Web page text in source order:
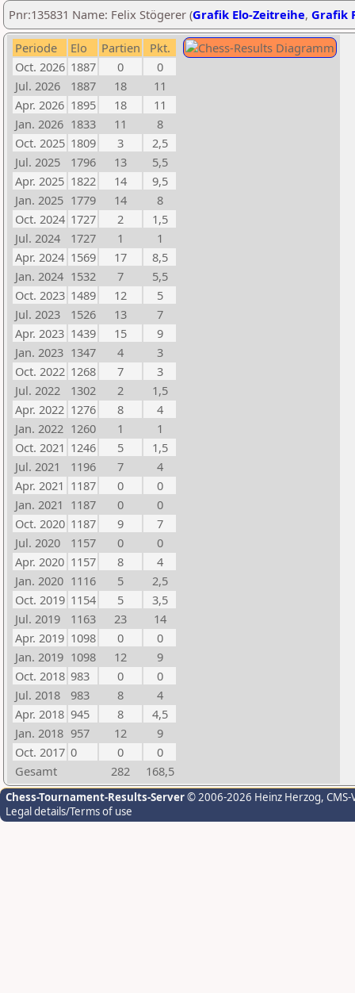
Pnr:135831 Name: Felix Stögerer (Grafik Elo-Zeitreihe, Grafik
Periode Elo Partien
Pkt.
Oct. 2026 1887 0
0
Jul. 2026
1887 18
11
Apr. 2026 1895 18
11
Jan. 2026 1833 11
8
Oct. 2025 1809 3
2,5
Jul. 2025
1796 13
5,5
Apr. 2025 1822 14
9,5
Jan. 2025 1779 14
8
Oct. 2024 1727 2
1,5
Jul. 2024
1727 1
1
Apr. 2024 1569 17
8,5
Jan. 2024 1532 7
5,5
Oct. 2023 1489 12
5
Jul. 2023
1526 13
7
Apr. 2023 1439 15
9
Jan. 2023 1347 4
3
Oct. 2022 1268 7
3
Jul. 2022
1302 2
1,5
Apr. 2022 1276 8
4
Jan. 2022 1260 1
1
Oct. 2021 1246 5
1,5
Jul. 2021
1196 7
4
Apr. 2021 1187 0
0
Jan. 2021 1187 0
0
Oct. 2020 1187 9
7
Jul. 2020
1157 0
0
Apr. 2020 1157 8
4
Jan. 2020 1116 5
2,5
Oct. 2019 1154 5
3,5
Jul. 2019
1163 23
14
Apr. 2019 1098 0
0
Jan. 2019 1098 12
9
Oct. 2018 983 0
0
Jul. 2018
983 8
4
Apr. 2018 945 8
4,5
Jan. 2018 957 12
9
Oct. 2017 0 0
0
Gesamt
282 168,5
Chess-Tournament-Results-Server© 2006-2026 Heinz Herzog,
Legal details/Terms of use